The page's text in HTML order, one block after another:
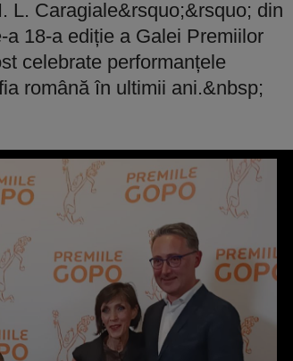
L. Caragiale&rsquo;&rsquo; din
18-a ediție a Galei Premiilor
celebrate performanțele
română în ultimii ani.&nbsp;